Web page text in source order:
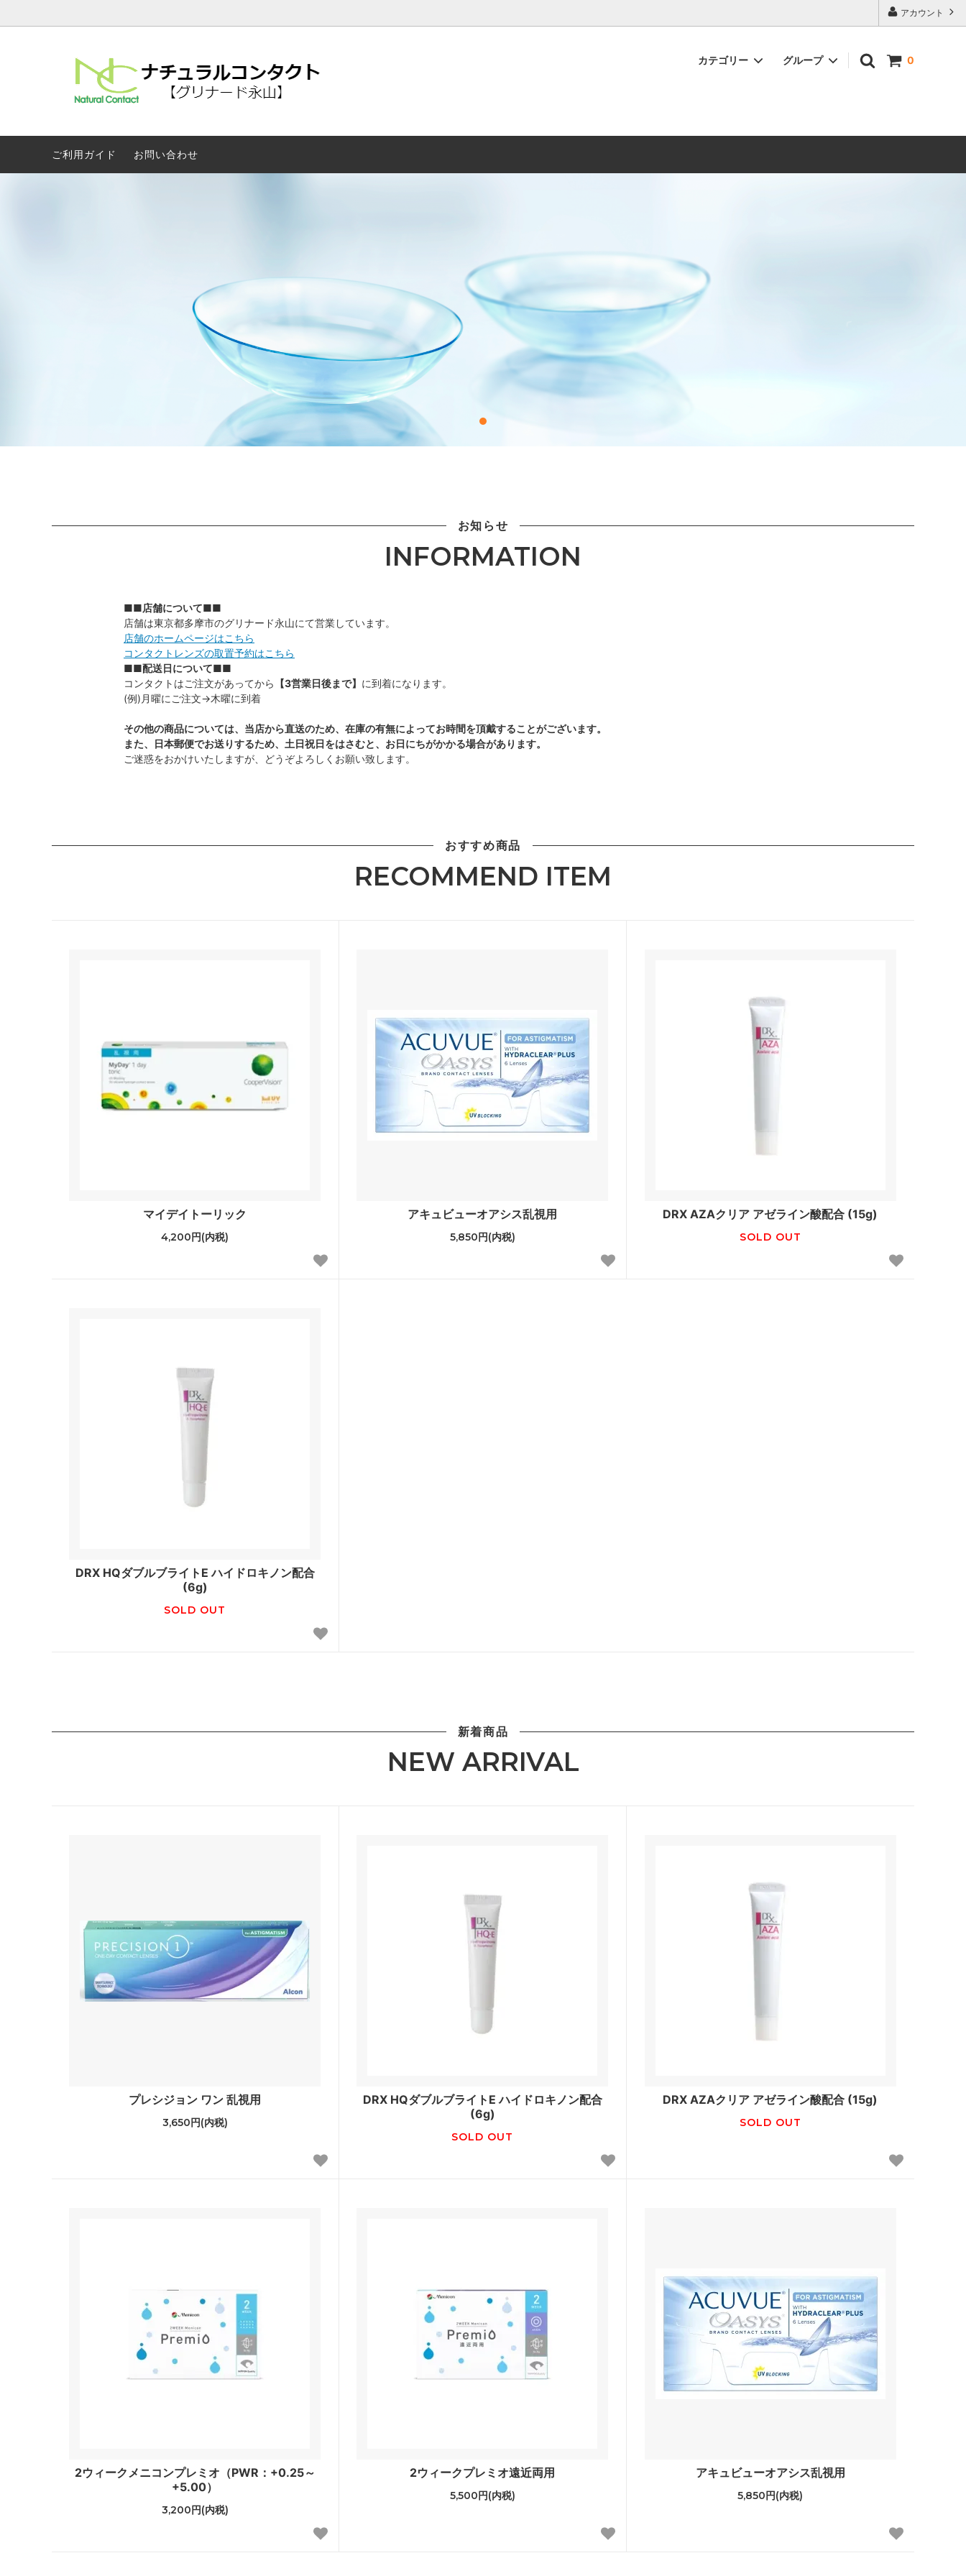
アカウント
0
カテゴリー
カラー・サークル その他
グループ
ご利用ガイド お問い合わせ
お知らせ
INFORMATION
■■店舗について■■
店舗は東京都多摩市のグリナード永山にて営業しています。
店舗のホームページはこちら
コンタクトレンズの取置予約はこちら
■■配送日について■■
コンタクトはご注文があってから
【3営業日後まで】 に到着になります。
(例)月曜にご注文→木曜に到着
その他の商品については、当店から直送のため、在庫の有無によってお時間を頂戴することがございます。
また、日本郵便でお送りするため、土日祝日をはさむと、お日にちがかかる場合があります。
ご迷惑をおかけいたしますが、どうぞよろしくお願い致します。
おすすめ商品
RECOMMEND ITEM
マイデイトーリック
4,200円(内税)
アキュビューオアシス乱視用
5,850円(内税)
DRX AZAクリア アゼライン酸配合 (15g)
SOLD OUT
DRX HQダブルブライトE ハイドロキノン配合
(6g)
SOLD OUT
新着商品
NEW ARRIVAL
プレシジョン ワン 乱視用
3,650円(内税)
DRX HQダブルブライトE ハイドロキノン配合
(6g)
SOLD OUT
DRX AZAクリア アゼライン酸配合 (15g)
SOLD OUT
2ウィークメニコンプレミオ（PWR：+0.25～
+5.00）
3,200円(内税)
2ウィークプレミオ遠近両用
5,500円(内税)
アキュビューオアシス乱視用
5,850円(内税)